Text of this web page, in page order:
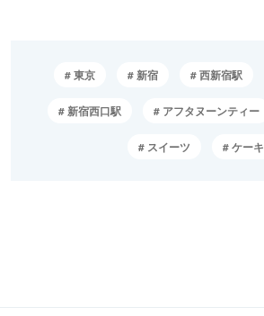
東京 新宿 西新宿駅
新宿西口駅 アフタヌーンティー
スイーツ ケーキ